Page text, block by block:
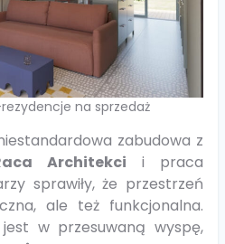
na sprzedaż
zabudowa z
Architekci i praca
sprawiły, że przestrzeń
ale też funkcjonalna.
w przesuwaną wyspę,